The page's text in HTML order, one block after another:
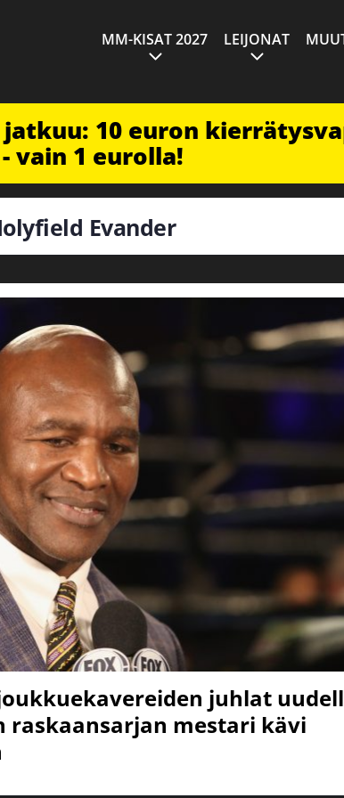
MM-KISAT 2027 LEIJONAT
10 euron
vain 1 eurolla!
Evander
juhlat
raskaansarjan mestari kävi